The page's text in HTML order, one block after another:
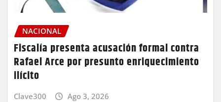
NACIONAL
Fiscalía presenta acusación formal contra
Rafael Arce por presunto enriquecimiento
ilícito
Clave300 Ago 3, 2026